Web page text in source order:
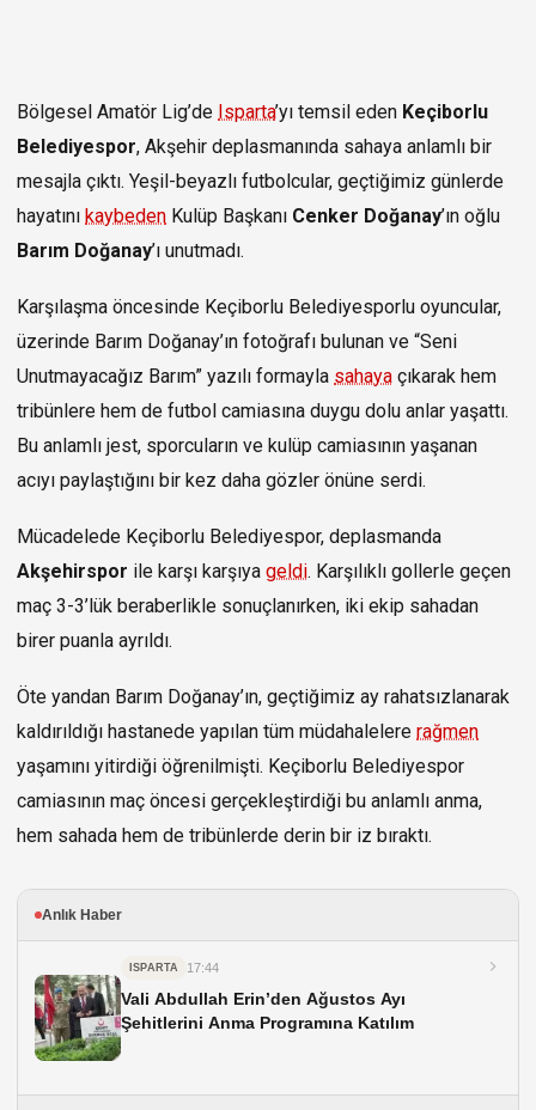
Bölgesel Amatör Lig’de Isparta’yı temsil eden Keçiborlu
Belediyespor, Akşehir deplasmanında sahaya anlamlı bir
mesajla çıktı. Yeşil-beyazlı futbolcular, geçtiğimiz günlerde
hayatını kaybeden Kulüp Başkanı Cenker Doğanay’ın oğlu
Barım Doğanay’ı unutmadı.
Karşılaşma öncesinde Keçiborlu Belediyesporlu oyuncular,
üzerinde Barım Doğanay’ın fotoğrafı bulunan ve “Seni
Unutmayacağız Barım” yazılı formayla sahaya çıkarak hem
tribünlere hem de futbol camiasına duygu dolu anlar yaşattı.
Bu anlamlı jest, sporcuların ve kulüp camiasının yaşanan
acıyı paylaştığını bir kez daha gözler önüne serdi.
Mücadelede Keçiborlu Belediyespor, deplasmanda
Akşehirspor ile karşı karşıya geldi. Karşılıklı gollerle geçen
maç 3-3’lük beraberlikle sonuçlanırken, iki ekip sahadan
birer puanla ayrıldı.
Öte yandan Barım Doğanay’ın, geçtiğimiz ay rahatsızlanarak
kaldırıldığı hastanede yapılan tüm müdahalelere rağmen
yaşamını yitirdiği öğrenilmişti. Keçiborlu Belediyespor
camiasının maç öncesi gerçekleştirdiği bu anlamlı anma,
hem sahada hem de tribünlerde derin bir iz bıraktı.
Anlık Haber
ISPARTA 17:44
Vali Abdullah Erin’den Ağustos Ayı
Şehitlerini Anma Programına Katılım